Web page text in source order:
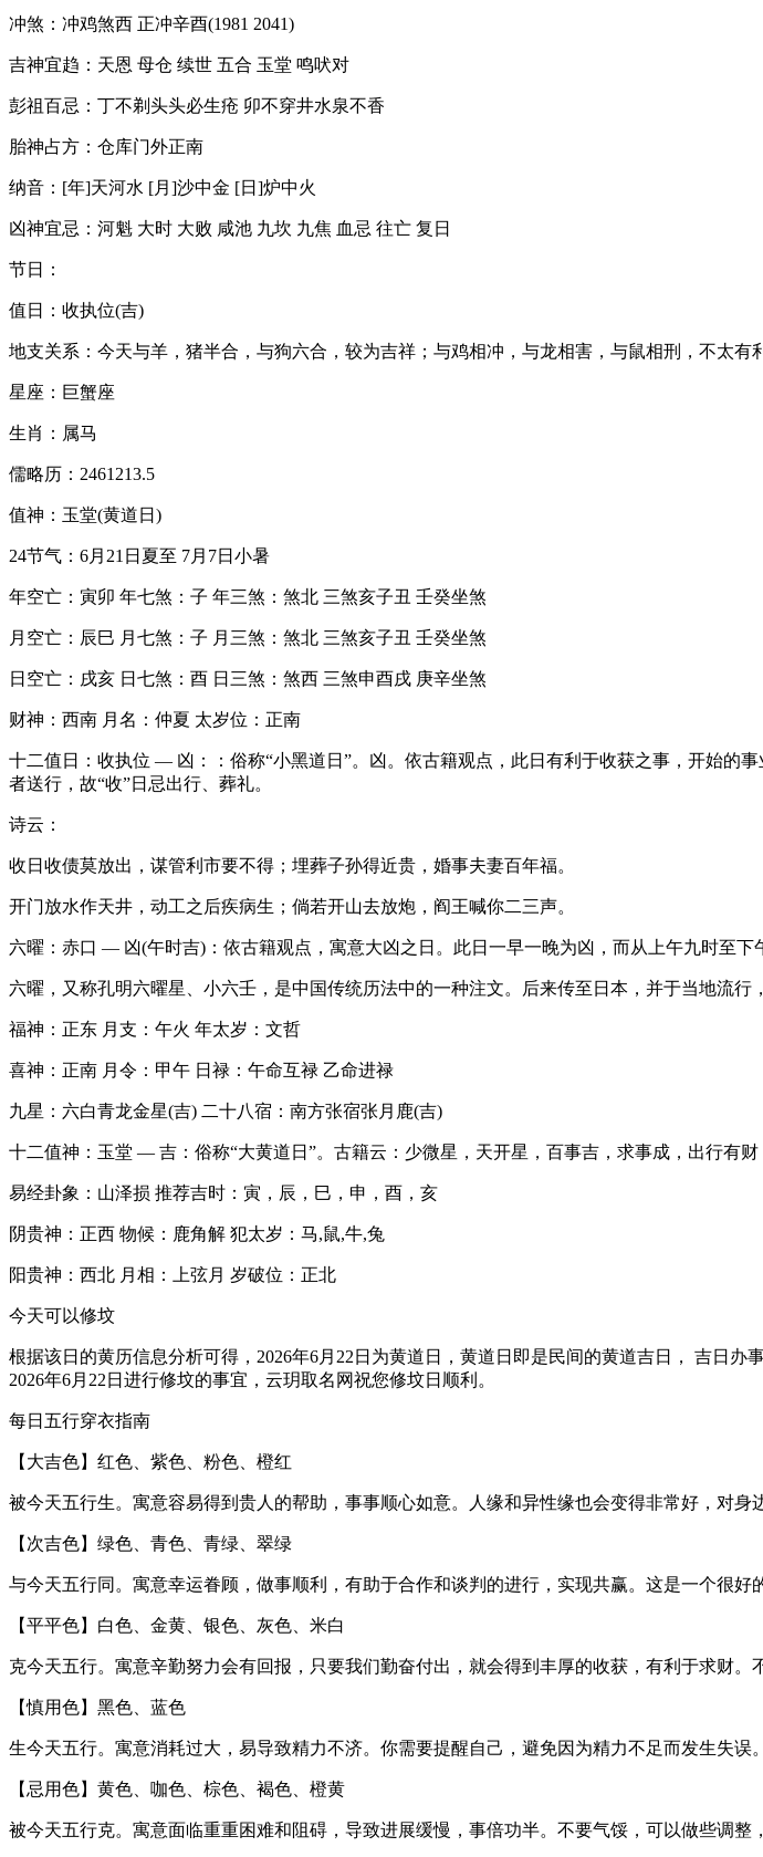
冲煞：冲鸡煞西 正冲辛酉(1981 2041)
吉神宜趋：天恩 母仓 续世 五合 玉堂 鸣吠对
彭祖百忌：丁不剃头头必生疮 卯不穿井水泉不香
胎神占方：仓库门外正南
纳音：[年]天河水 [月]沙中金 [日]炉中火
凶神宜忌：河魁 大时 大败 咸池 九坎 九焦 血忌 往亡 复日
节日：
值日：收执位(吉)
地支关系：今天与羊，猪半合，与狗六合，较为吉祥；与鸡相冲，与龙相害，与鼠相刑，不太有
星座：巨蟹座
生肖：属马
儒略历：2461213.5
值神：玉堂(黄道日)
24节气：6月21日夏至 7月7日小暑
年空亡：寅卯 年七煞：子 年三煞：煞北 三煞亥子丑 壬癸坐煞
月空亡：辰巳 月七煞：子 月三煞：煞北 三煞亥子丑 壬癸坐煞
日空亡：戌亥 日七煞：酉 日三煞：煞西 三煞申酉戌 庚辛坐煞
财神：西南 月名：仲夏 太岁位：正南
十二值日：收执位 — 凶：：俗称“小黑道日”。凶。依古籍观点，此日有利于收获之事，开始的
者送行，故“收”日忌出行、葬礼。
诗云：
收日收债莫放出，谋管利市要不得；埋葬子孙得近贵，婚事夫妻百年福。
开门放水作天井，动工之后疾病生；倘若开山去放炮，阎王喊你二三声。
六曜：赤口 — 凶(午时吉)：依古籍观点，寓意大凶之日。此日一早一晚为凶，而从上午九时至下
六曜，又称孔明六曜星、小六壬，是中国传统历法中的一种注文。后来传至日本，并于当地流行
福神：正东 月支：午火 年太岁：文哲
喜神：正南 月令：甲午 日禄：午命互禄 乙命进禄
九星：六白青龙金星(吉) 二十八宿：南方张宿张月鹿(吉)
十二值神：玉堂 — 吉：俗称“大黄道日”。古籍云：少微星，天开星，百事吉，求事成，出行有
易经卦象：山泽损 推荐吉时：寅，辰，巳，申，酉，亥
阴贵神：正西 物候：鹿角解 犯太岁：马,鼠,牛,兔
阳贵神：西北 月相：上弦月 岁破位：正北
今天可以修坟
根据该日的黄历信息分析可得，2026年6月22日为黄道日，黄道日即是民间的黄道吉日， 吉日
2026年6月22日进行修坟的事宜，云玥取名网祝您修坟日顺利。
每日五行穿衣指南
【大吉色】红色、紫色、粉色、橙红
被今天五行生。寓意容易得到贵人的帮助，事事顺心如意。人缘和异性缘也会变得非常好，对
【次吉色】绿色、青色、青绿、翠绿
与今天五行同。寓意幸运眷顾，做事顺利，有助于合作和谈判的进行，实现共赢。这是一个很好
【平平色】白色、金黄、银色、灰色、米白
克今天五行。寓意辛勤努力会有回报，只要我们勤奋付出，就会得到丰厚的收获，有利于求财。
【慎用色】黑色、蓝色
生今天五行。寓意消耗过大，易导致精力不济。你需要提醒自己，避免因为精力不足而发生失误
【忌用色】黄色、咖色、棕色、褐色、橙黄
被今天五行克。寓意面临重重困难和阻碍，导致进展缓慢，事倍功半。不要气馁，可以做些调整